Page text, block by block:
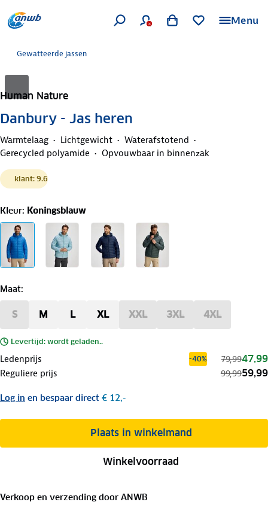
Menu
Gewatteerde jassen
Human Nature
Danbury - Jas heren
Warmtelaag Lichtgewicht
Waterafstotend
Gerecycled polyamide
Opvouwbaar in binnenzak
klant: 9.6
Kleur: Koningsblauw
Maat:
S M L XL XXL 3XL 4XL
Levertijd: wordt geladen..
Ledenprijs -40% 79,9947,99
Reguliere prijs 99,9959,99
Log in en bespaar direct € 12,-
Plaats in winkelmand
Winkelvoorraad
Verkoop en verzending door ANWB